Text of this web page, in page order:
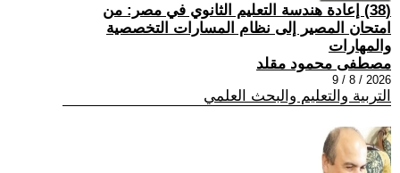
(38) إعادة هندسة التعليم الثانوي في مصر: من
امتحان المصير إلى نظام المسارات التخصصية
والمهارات
مصطفى محمود مقلد
2026 / 8 / 9
التربية والتعليم والبحث العلمي